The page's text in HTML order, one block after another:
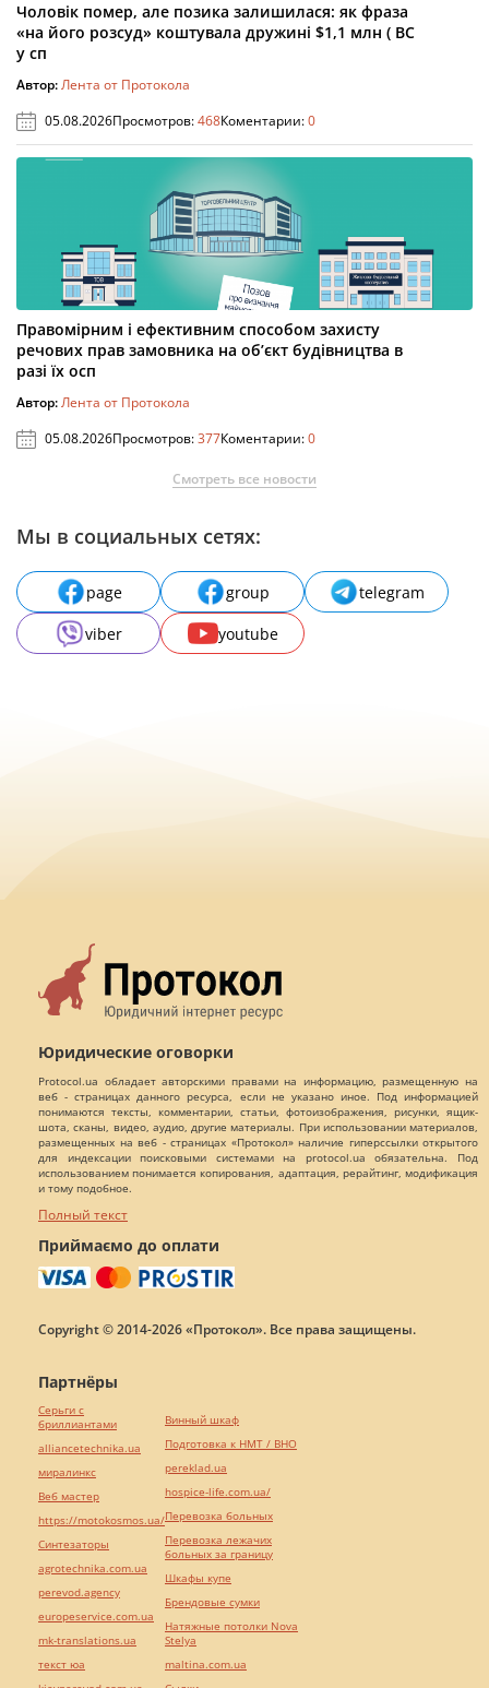
Чоловік помер, але позика залишилася: як фраза
«на його розсуд» коштувала дружині $1,1 млн ( ВС
у сп
Автор:Лента от Протокола
05.08.2026Просмотров:468Коментарии:0
Правомірним і ефективним способом захисту
речових прав замовника на об’єкт будівництва в
разі їх осп
Автор:Лента от Протокола
05.08.2026Просмотров:377Коментарии:0
Смотреть все новости
Мы в социальных сетях:
page group
telegram
viber
youtube
Юридические оговорки
Protocol.ua обладает авторскими правами на информацию, размещенную на
веб - страницах данного ресурса, если не указано иное. Под информацией
понимаются тексты, комментарии, статьи, фотоизображения, рисунки, ящик-
шота, сканы, видео, аудио, другие материалы. При использовании материалов,
размещенных на веб - страницах «Протокол» наличие гиперссылки открытого
для индексации поисковыми системами на protocol.ua обязательна. Под
использованием понимается копирования, адаптация, рерайтинг, модификация
и тому подобное.
Полный текст
Приймаємо до оплати
Copyright © 2014-2026 «Протокол». Все права защищены.
Партнёры
Серьги с
бриллиантами
alliancetechnika.ua
миралинкс
Веб мастер
https://motokosmos.ua/
Синтезаторы
agrotechnika.com.ua
perevod.agency
europeservice.com.ua
mk-translations.ua
текст юа
Винный шкаф
Подготовка к НМТ / ВНО
pereklad.ua
hospice-life.com.ua/
Перевозка больных
Перевозка лежачих
больных за границу
Шкафы купе
Брендовые сумки
Натяжные потолки Nova
Stelya
maltina.com.ua